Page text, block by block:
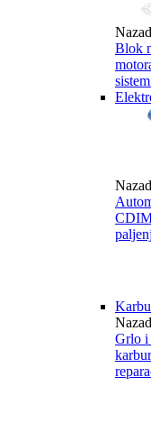
Nazad
Blok
sistem
Nazad
CDI
Nazad
Grlo i